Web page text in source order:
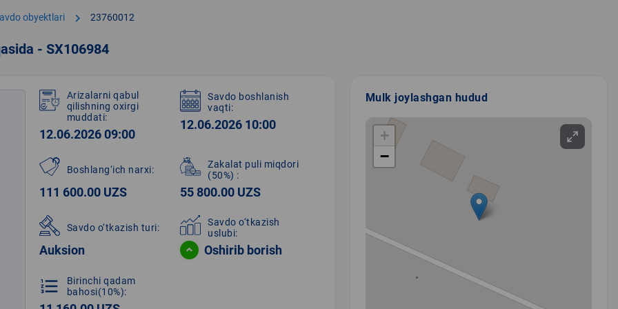
obyektlari chevron_right 23760012
- SX106984
Arizalarni qabul
qilishning oxirgi
muddati:
12.06.2026 09:00
Savdo boshlanish
vaqti:
12.06.2026 10:00
Boshlang‘ich narxi:
111 600.00 UZS
Zakalat puli miqdori
(50%) :
55 800.00 UZS
Savdo o‘tkazish turi:
Auksion
Savdo o‘tkazish
uslubi:
Oshirib borish
format_list_numbered
Birinchi qadam
bahosi(10%):
Mulk joylashgan hudud
+
−